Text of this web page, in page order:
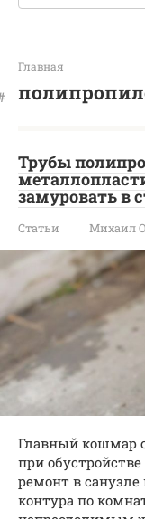
Главная
Трубы
замуровать в
Статьи Михаил
Главный кошмар
при
ремонт в санузле
контура по